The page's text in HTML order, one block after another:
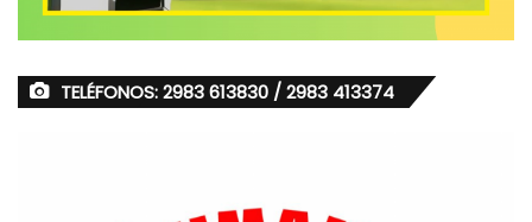
TELÉFONOS: 2983 613830 / 2983 413374